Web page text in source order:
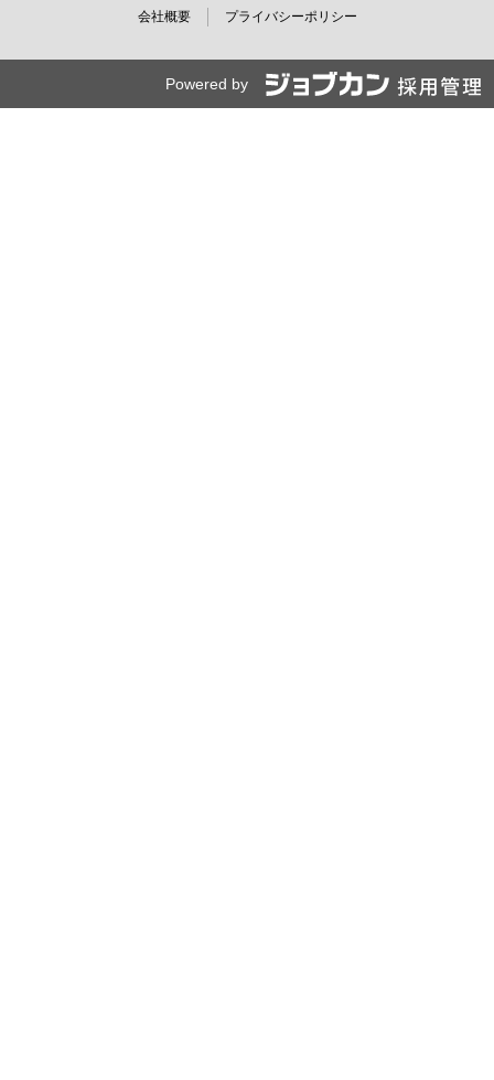
会社概要 プライバシーポリシー
Powered by